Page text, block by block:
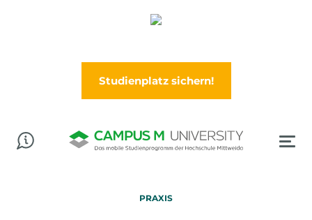
Studienplatz sichern!
PRAXIS